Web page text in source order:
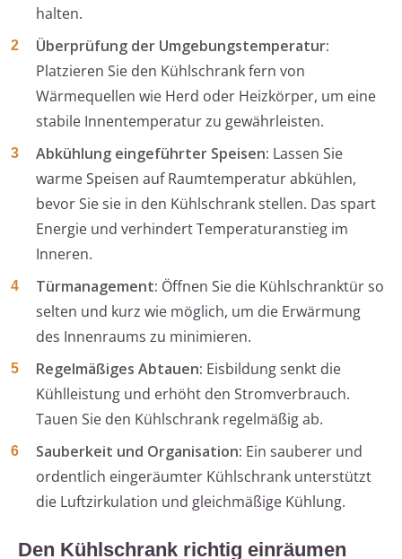
halten.
Überprüfung der Umgebungstemperatur:
Platzieren Sie den Kühlschrank fern von
Wärmequellen wie Herd oder Heizkörper, um eine
stabile Innentemperatur zu gewährleisten.
Abkühlung eingeführter Speisen: Lassen Sie
warme Speisen auf Raumtemperatur abkühlen,
bevor Sie sie in den Kühlschrank stellen. Das spart
Energie und verhindert Temperaturanstieg im
Inneren.
Türmanagement: Öffnen Sie die Kühlschranktür so
selten und kurz wie möglich, um die Erwärmung
des Innenraums zu minimieren.
Regelmäßiges Abtauen: Eisbildung senkt die
Kühlleistung und erhöht den Stromverbrauch.
Tauen Sie den Kühlschrank regelmäßig ab.
Sauberkeit und Organisation: Ein sauberer und
ordentlich eingeräumter Kühlschrank unterstützt
die Luftzirkulation und gleichmäßige Kühlung.
Den Kühlschrank richtig einräumen